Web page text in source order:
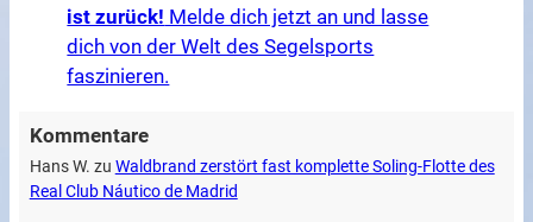
ist zurück! Melde dich jetzt an und lasse
dich von der Welt des Segelsports
faszinieren.
Kommentare
Hans W. zu Waldbrand zerstört fast komplette Soling-Flotte des
Real Club Náutico de Madrid